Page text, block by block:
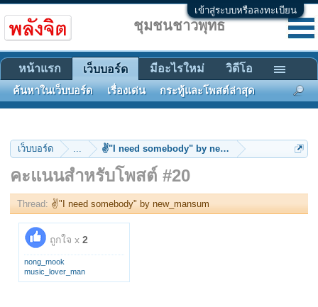
เข้าสู่ระบบหรือลงทะเบียน
เว็บบอร์ด ... ✌"I need somebody" by new_mansum
คะแนนสำหรับโพสต์ #20
Thread: ✌"I need somebody" by new_mansum
ถูกใจ x 2
nong_mook
music_lover_man
ชุมชนชาวพุทธ
หน้าแรก เว็บบอร์ด
ค้นหาในเว็บบอร์ด เรื่องเด่น กระทู้และโพสต์ล่าสุด
มีอะไรใหม่ วิดีโอ